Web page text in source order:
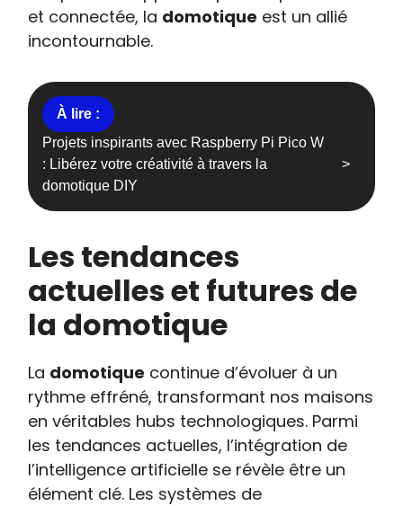
et connectée, la domotique est un allié
incontournable.
Projets inspirants avec Raspberry Pi Pico W
: Libérez votre créativité à travers la
domotique DIY
Les tendances
actuelles et futures de
la domotique
La domotique continue d’évoluer à un
rythme effréné, transformant nos maisons
en véritables hubs technologiques. Parmi
les tendances actuelles, l’intégration de
l’intelligence artificielle se révèle être un
élément clé. Les systèmes de